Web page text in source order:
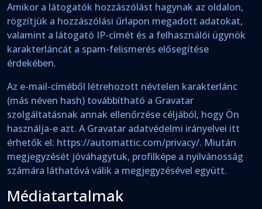
Amikor a látogatók hozzászólást hagynak az oldalon,
rögzítjük a hozzászólási űrlapon megadott adatokat,
valamint a látogató IP-címét és a felhasználói ügynök
karakterláncát a spam-felismerés elősegítése
érdekében.
Az e-mail-címéből létrehozott névtelen karakterlánc
(más néven hash) továbbítható a Gravatar
szolgáltatásnak annak ellenőrzése céljából, hogy Ön
használja-e azt. A Gravatar adatvédelmi irányelvei itt
érhetők el: https://automattic.com/privacy/. Miután
megjegyzését jóváhagytuk, profilképe a nyilvánosság
számára láthatóvá válik a megjegyzésével együtt.
Médiatartalmak